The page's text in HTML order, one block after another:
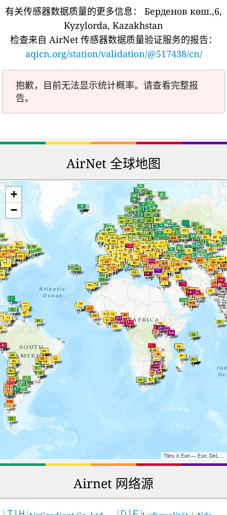
有关传感器数据质量的更多信息：
Берденов көш.,6,
Kyzylorda, Kazakhstan
检查来自 AirNet 传感器数据质量验证服务的报告：
aqicn.org/station/validation/@517438/cn/
抱歉，目前无法显示统计概率。请查看完整报
告。
AirNet 全球地图
+
−
Tiles © Esri — Esri, DeLorme, NAVTEQ, TomTom, Intermap, iPC, USGS, FAO, NPS, NRCAN, GeoBase, Kadaster NL, Ordnance Survey, Esri Japan, METI, Esri China (Hong Kong), and the GIS User Community
Airnet 网络源